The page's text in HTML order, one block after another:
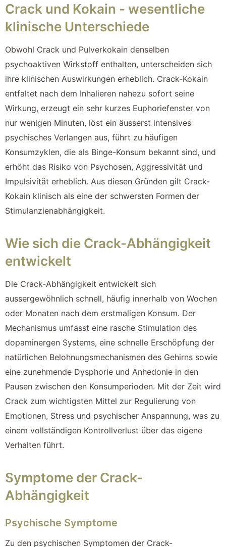
Crack und Kokain - wesentliche
klinische Unterschiede
Obwohl Crack und Pulverkokain denselben
psychoaktiven Wirkstoff enthalten, unterscheiden sich
ihre klinischen Auswirkungen erheblich. Crack-Kokain
entfaltet nach dem Inhalieren nahezu sofort seine
Wirkung, erzeugt ein sehr kurzes Euphoriefenster von
nur wenigen Minuten, löst ein äusserst intensives
psychisches Verlangen aus, führt zu häufigen
Konsumzyklen, die als Binge-Konsum bekannt sind, und
erhöht das Risiko von Psychosen, Aggressivität und
Impulsivität erheblich. Aus diesen Gründen gilt Crack-
Kokain klinisch als eine der schwersten Formen der
Stimulanzienabhängigkeit.
Wie sich die Crack-Abhängigkeit
entwickelt
Die Crack-Abhängigkeit entwickelt sich
aussergewöhnlich schnell, häufig innerhalb von Wochen
oder Monaten nach dem erstmaligen Konsum. Der
Mechanismus umfasst eine rasche Stimulation des
dopaminergen Systems, eine schnelle Erschöpfung der
natürlichen Belohnungsmechanismen des Gehirns sowie
eine zunehmende Dysphorie und Anhedonie in den
Pausen zwischen den Konsumperioden. Mit der Zeit wird
Crack zum wichtigsten Mittel zur Regulierung von
Emotionen, Stress und psychischer Anspannung, was zu
einem vollständigen Kontrollverlust über das eigene
Verhalten führt.
Symptome der Crack-
Abhängigkeit
Psychische Symptome
Zu den psychischen Symptomen der Crack-